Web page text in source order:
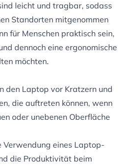
leicht und tragbar, sodass
Standorten mitgenommen
für Menschen praktisch sein,
dennoch eine ergonomische
möchten.
den Laptop vor Kratzern und
die auftreten können, wenn
oder unebenen Oberfläche
Verwendung eines Laptop-
die Produktivität beim